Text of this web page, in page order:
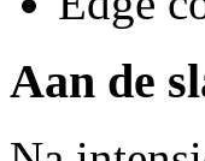
Aan de